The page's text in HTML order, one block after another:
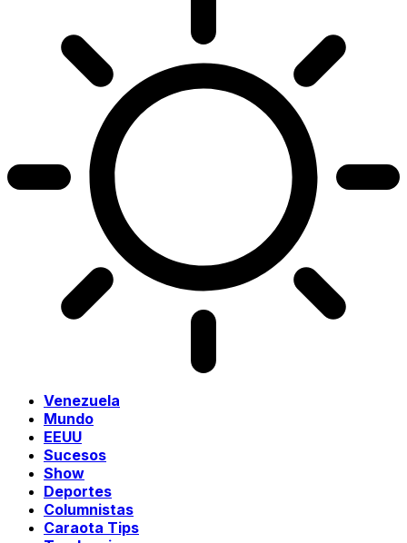
Venezuela
Mundo
EEUU
Sucesos
Show
Deportes
Columnistas
Caraota Tips